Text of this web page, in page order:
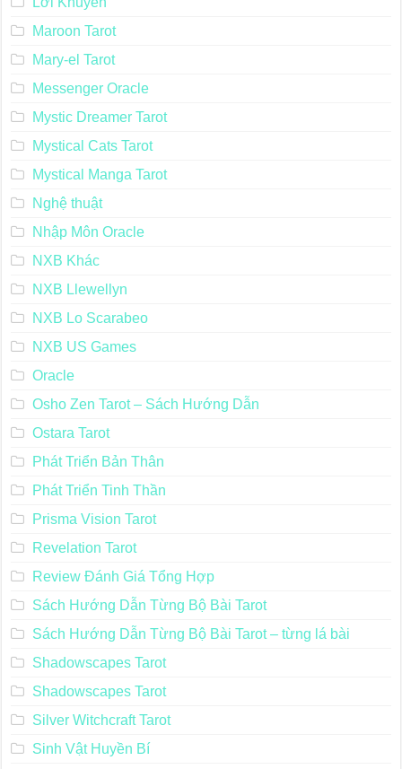
Maroon Tarot
Mary-el Tarot
Messenger Oracle
Mystic Dreamer Tarot
Mystical Cats Tarot
Mystical Manga Tarot
Nghệ thuật
Nhập Môn Oracle
NXB Khác
NXB Llewellyn
NXB Lo Scarabeo
NXB US Games
Oracle
Osho Zen Tarot – Sách Hướng Dẫn
Ostara Tarot
Phát Triển Bản Thân
Phát Triển Tinh Thần
Prisma Vision Tarot
Revelation Tarot
Review Đánh Giá Tổng Hợp
Sách Hướng Dẫn Từng Bộ Bài Tarot
Sách Hướng Dẫn Từng Bộ Bài Tarot – từng lá bài
Shadowscapes Tarot
Shadowscapes Tarot
Silver Witchcraft Tarot
Sinh Vật Huyền Bí